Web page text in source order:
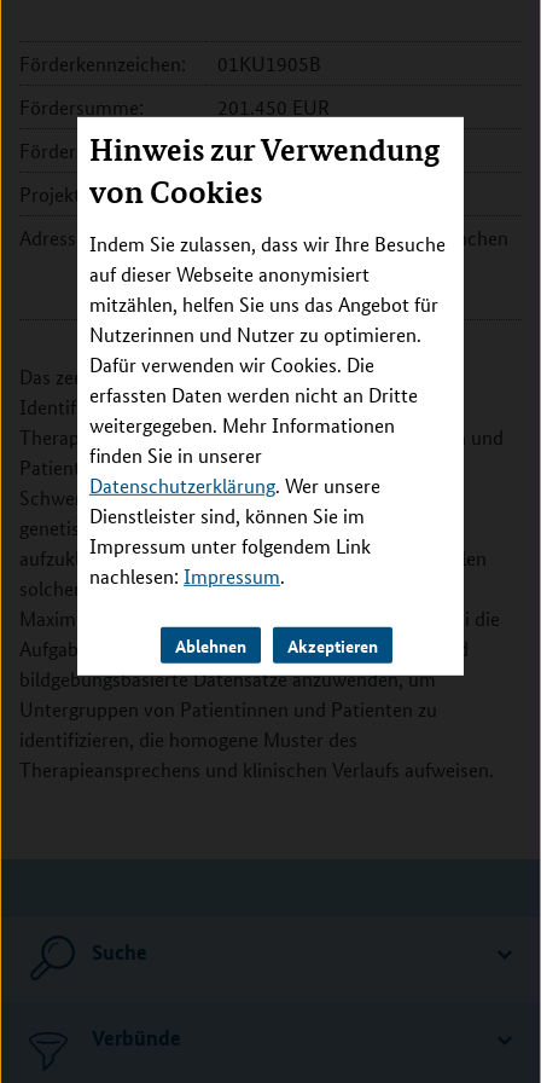
Hinweis zur Verwendung
von Cookies
Indem Sie zulassen, dass wir Ihre Besuche
auf dieser Webseite anonymisiert
mitzählen, helfen Sie uns das Angebot für
Nutzerinnen und Nutzer zu optimieren.
Dafür verwenden wir Cookies. Die
erfassten Daten werden nicht an Dritte
weitergegeben. Mehr Informationen
finden Sie in unserer
Datenschutzerklärung. Wer unsere
Dienstleister sind, können Sie im
Impressum unter folgendem Link
nachlesen: Impressum.
Ablehnen Akzeptieren
Förderkennzeichen:
01KU1905B
Fördersumme:
201.450 EUR
Förderzeitraum:
2019 - 2023
Projektleitung:
Prof. Nikolaos Koutsouleris
Adresse:
Klinikum der Universität München
Marchioninistr. 15
81377 München
Das zentrale Ziel dieses Verbundvorhabens ist die
Identifikation und biologische Charakterisierung von
Therapie-relevanten Untergruppen von Patientinnen und
Patienten, die an Schizophrenie erkrankt sind. Ein
Schwerpunkt des interdisziplinären Projekts ist, die
genetischen und neurobiologischen Mechanismen
aufzuklären, die den spezifischen Krankheitsmerkmalen
solcher Untergruppen zugrunde liegen. Die Ludwig-
Maximilians-Universität München übernimmt hierbei die
Aufgabe, maschinelle Lernverfahren auf klinische und
bildgebungsbasierte Datensätze anzuwenden, um
Untergruppen von Patientinnen und Patienten zu
identifizieren, die homogene Muster des
Therapieansprechens und klinischen Verlaufs aufweisen.
Suche
Verbünde